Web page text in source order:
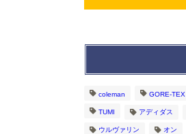
coleman GORE-TEX
TUMI アディダス
ウルヴァリン オン